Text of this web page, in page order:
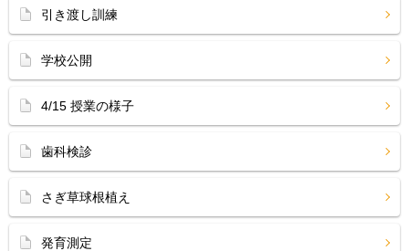
引き渡し訓練
学校公開
4/15 授業の様子
歯科検診
さぎ草球根植え
発育測定